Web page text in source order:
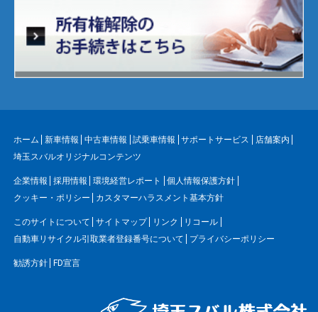
ホーム 新車情報 中古車情報 試乗車情報 サポートサービス
店舗案内
埼玉スバルオリジナルコンテンツ
企業情報 採用情報 環境経営レポート
個人情報保護方針
クッキー・ポリシー
カスタマーハラスメント基本方針
このサイトについて サイトマップ リンク
リコール
自動車リサイクル引取業者登録番号について
プライバシーポリシー
勧誘方針 FD宣言